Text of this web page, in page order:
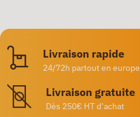
Livraison rapide
24/72h partout en europe
Livraison gratuite
Dès 250€ HT d’achat